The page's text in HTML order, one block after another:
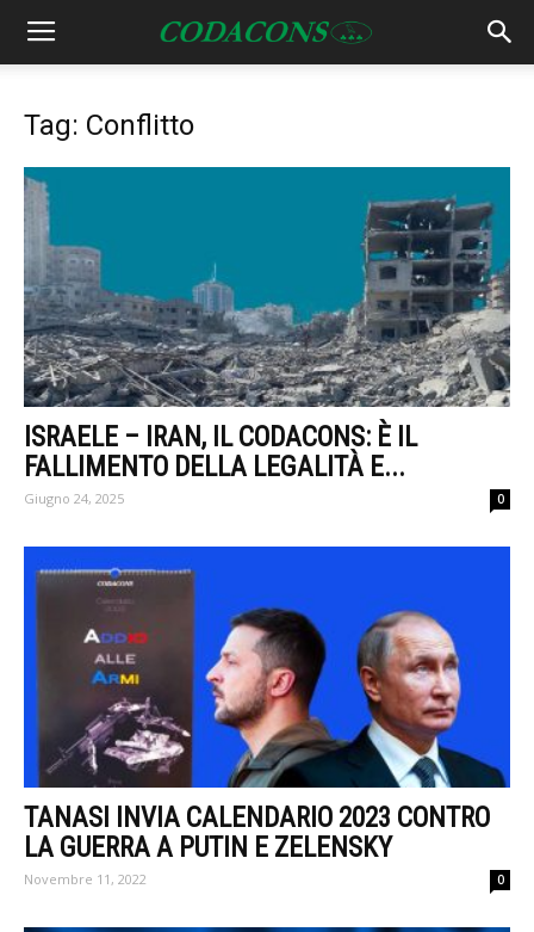
Tag: Conflitto
ISRAELE – IRAN, IL CODACONS: È IL
FALLIMENTO DELLA LEGALITÀ E...
Giugno 24, 2025 0
TANASI INVIA CALENDARIO 2023 CONTRO
LA GUERRA A PUTIN E ZELENSKY
Novembre 11, 2022 0